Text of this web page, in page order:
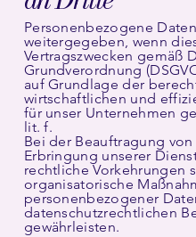
Personenbezogene
weitergegeben, wenn
Vertragszwecken gemäß
Grundverordnung
auf Grundlage der
wirtschaftlichen und
für unser Unternehmen
lit. f.
‍Bei der Beauftragung
Erbringung unserer
rechtliche Vorkehrungen
organisatorische
personenbezogener
datenschutzrechtlichen
gewährleisten.